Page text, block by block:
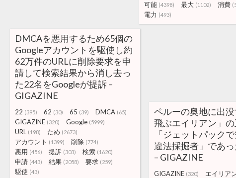
可能 (4398) 最大 (1102) 消費
電力 (493)
DMCAを悪用するため65個の
Googleアカウントを駆使し約
62万件のURLに削除要求を申
請して検索結果から消し去っ
た22名をGoogleが提訴 –
GIGAZINE
22 (395) 62 (30) 65 (39) DMCA (65)
GIGAZINE (320) Google (5999)
URL (198) ため (2673)
アカウント (1399) 削除 (774)
悪用 (456) 提訴 (303) 検索 (1620)
申請 (443) 結果 (2058) 要求 (259)
駆使 (43)
ペルーの奥地に出
飛ぶエイリアン」
「ジェットパック
違法採掘者」であ
– GIGAZINE
GIGAZINE (320) エイリア